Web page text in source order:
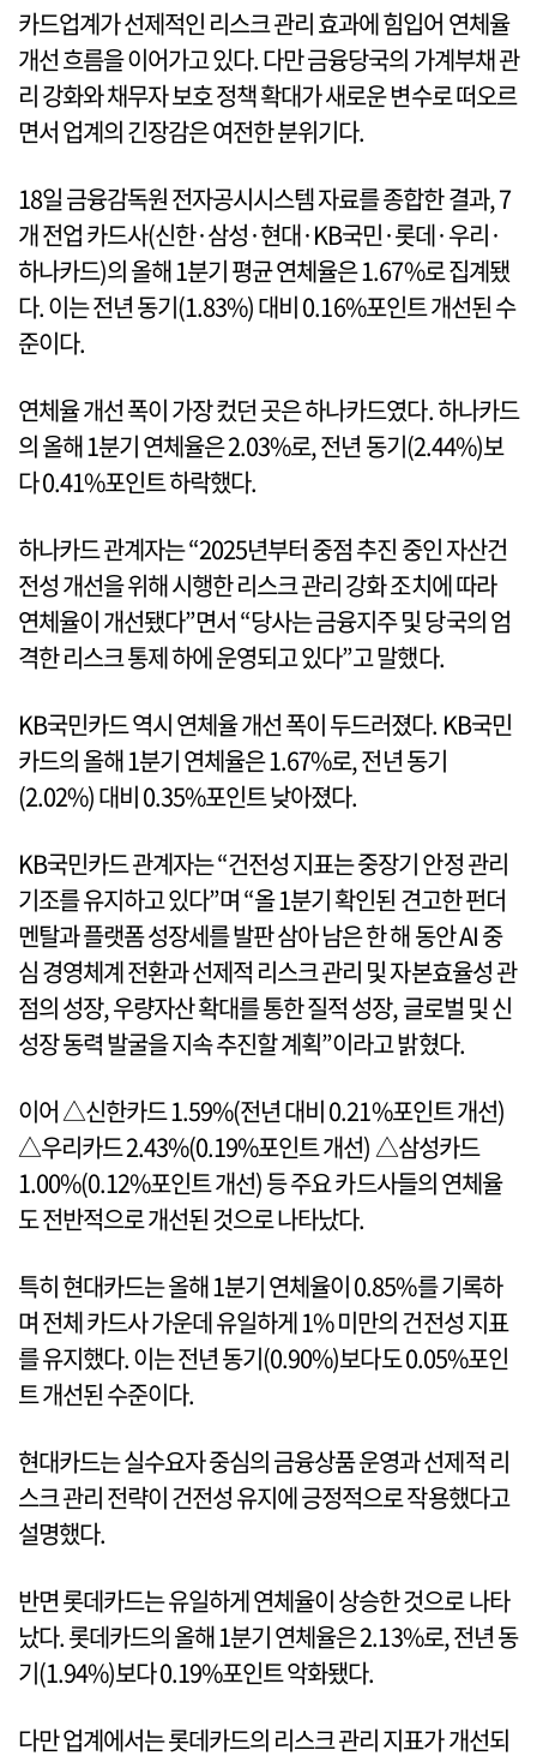
카드업계가 선제적인 리스크 관리 효과에 힘입어 연체율
개선 흐름을 이어가고 있다. 다만 금융당국의 가계부채 관
리 강화와 채무자 보호 정책 확대가 새로운 변수로 떠오르
면서 업계의 긴장감은 여전한 분위기다.
18일 금융감독원 전자공시시스템 자료를 종합한 결과, 7
개 전업 카드사(신한·삼성·현대·KB국민·롯데·우리·
하나카드)의 올해 1분기 평균 연체율은 1.67%로 집계됐
다. 이는 전년 동기(1.83%) 대비 0.16%포인트 개선된 수
준이다.
연체율 개선 폭이 가장 컸던 곳은 하나카드였다. 하나카드
의 올해 1분기 연체율은 2.03%로, 전년 동기(2.44%)보
다 0.41%포인트 하락했다.
하나카드 관계자는 “2025년부터 중점 추진 중인 자산건
전성 개선을 위해 시행한 리스크 관리 강화 조치에 따라
연체율이 개선됐다”면서 “당사는 금융지주 및 당국의 엄
격한 리스크 통제 하에 운영되고 있다”고 말했다.
KB국민카드 역시 연체율 개선 폭이 두드러졌다. KB국민
카드의 올해 1분기 연체율은 1.67%로, 전년 동기
(2.02%) 대비 0.35%포인트 낮아졌다.
KB국민카드 관계자는 “건전성 지표는 중장기 안정 관리
기조를 유지하고 있다”며 “올 1분기 확인된 견고한 펀더
멘탈과 플랫폼 성장세를 발판 삼아 남은 한 해 동안 AI 중
심 경영체계 전환과 선제적 리스크 관리 및 자본효율성 관
점의 성장, 우량자산 확대를 통한 질적 성장, 글로벌 및 신
성장 동력 발굴을 지속 추진할 계획”이라고 밝혔다.
이어 △신한카드 1.59%(전년 대비 0.21%포인트 개선)
△우리카드 2.43%(0.19%포인트 개선) △삼성카드
1.00%(0.12%포인트 개선) 등 주요 카드사들의 연체율
도 전반적으로 개선된 것으로 나타났다.
특히 현대카드는 올해 1분기 연체율이 0.85%를 기록하
며 전체 카드사 가운데 유일하게 1% 미만의 건전성 지표
를 유지했다. 이는 전년 동기(0.90%)보다도 0.05%포인
트 개선된 수준이다.
현대카드는 실수요자 중심의 금융상품 운영과 선제적 리
스크 관리 전략이 건전성 유지에 긍정적으로 작용했다고
설명했다.
반면 롯데카드는 유일하게 연체율이 상승한 것으로 나타
났다. 롯데카드의 올해 1분기 연체율은 2.13%로, 전년 동
기(1.94%)보다 0.19%포인트 악화됐다.
다만 업계에서는 롯데카드의 리스크 관리 지표가 개선되